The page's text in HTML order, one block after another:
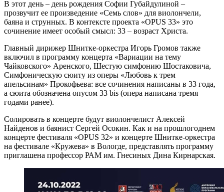
В этот день – день рождения Софии Губайдулиной –
прозвучит ее произведение «Семь слов» для виолончели,
баяна и струнных. В контексте проекта «OPUS 33» это
сочинение имеет особый смысл: 33 – возраст Христа.
Главный дирижер Шнитке-оркестра Игорь Громов также
включил в программу концерта «Вариации на тему
Чайковского» Аренского, Шестую симфонию Шостаковича,
Симфоническую сюиту из оперы «Любовь к трем
апельсинам» Прокофьева: все сочинения написаны в 33 года,
а сюита обозначена опусом 33 bis (опера написана тремя
годами ранее).
Солировать в концерте будут виолончелист Алексей
Найденов и баянист Сергей Осокин. Как и на прошлогоднем
концерте фестиваля «OPUS 32» и концерте Шнитке-оркестра
на фестивале «Кружева» в Вологде, представлять программу
приглашена профессор РАМ им. Гнесиных Дина Кирнарская.